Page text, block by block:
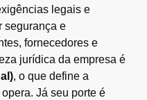
legais e
segurança e
fornecedores e
jurídica da empresa é
, o que define a
Já seu porte é